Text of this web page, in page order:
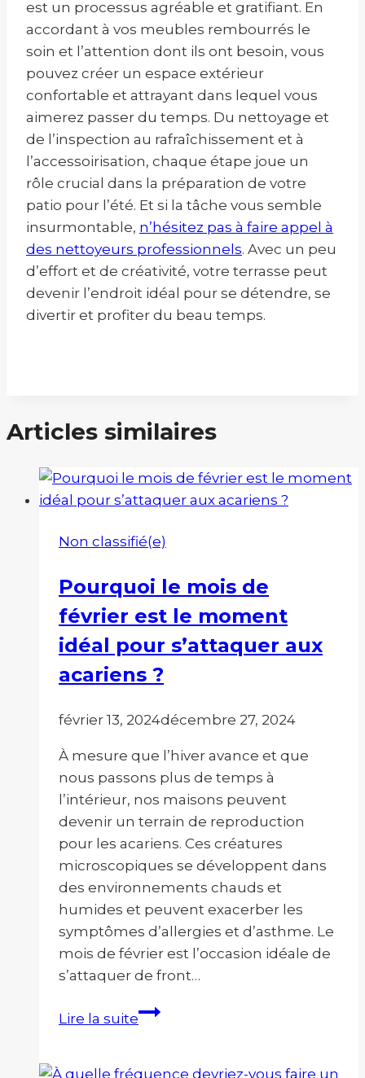
est un processus agréable et gratifiant. En
accordant à vos meubles rembourrés le
soin et l’attention dont ils ont besoin, vous
pouvez créer un espace extérieur
confortable et attrayant dans lequel vous
aimerez passer du temps. Du nettoyage et
de l’inspection au rafraîchissement et à
l’accessoirisation, chaque étape joue un
rôle crucial dans la préparation de votre
patio pour l’été. Et si la tâche vous semble
insurmontable, n’hésitez pas à faire appel à
des nettoyeurs professionnels. Avec un peu
d’effort et de créativité, votre terrasse peut
devenir l’endroit idéal pour se détendre, se
divertir et profiter du beau temps.
Articles similaires
Non classifié(e)
Pourquoi le mois de
février est le moment
idéal pour s’attaquer aux
acariens ?
février 13, 2024décembre 27, 2024
À mesure que l’hiver avance et que
nous passons plus de temps à
l’intérieur, nos maisons peuvent
devenir un terrain de reproduction
pour les acariens. Ces créatures
microscopiques se développent dans
des environnements chauds et
humides et peuvent exacerber les
symptômes d’allergies et d’asthme. Le
mois de février est l’occasion idéale de
s’attaquer de front…
Lire la suitePourquoi